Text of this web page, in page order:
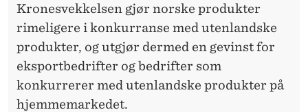
Kronesvekkelsen gjør norske produkter
rimeligere i konkurranse med utenlandske
produkter, og utgjør dermed en gevinst for
eksportbedrifter og bedrifter som
konkurrerer med utenlandske produkter på
hjemmemarkedet.